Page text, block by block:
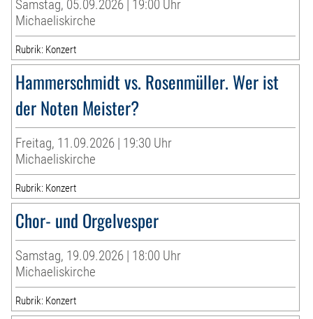
Samstag, 05.09.2026 | 19:00 Uhr
Michaeliskirche
Rubrik: Konzert
Hammerschmidt vs. Rosenmüller. Wer ist
der Noten Meister?
Freitag, 11.09.2026 | 19:30 Uhr
Michaeliskirche
Rubrik: Konzert
Chor- und Orgelvesper
Samstag, 19.09.2026 | 18:00 Uhr
Michaeliskirche
Rubrik: Konzert